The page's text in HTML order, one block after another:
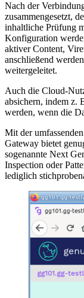
Nach der
zusammengesetzt,
inhaltliche Prüfung
Konfiguration
aktiver Content,
anschließend
weitergeleitet.
Auch die Cloud-
absichern, indem z.
werden, wenn die
Mit der
Gateway bietet
sogenannte Next
Inspection oder
lediglich